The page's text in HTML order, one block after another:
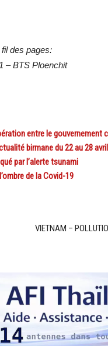
des pages:
– BTS Ploenchit
entre le gouvernement
birmane du 22 au 28
par l’alerte tsunami
de la Covid-19
VIETNAM –